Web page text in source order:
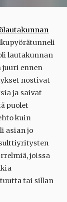
lautakunnan
juuri ennen
nostivat
ja saivat
puolet
kuin
asian jo
joissa
tai sillan